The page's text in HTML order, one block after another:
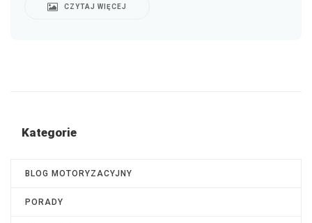
CZYTAJ WIĘCEJ
Kategorie
BLOG MOTORYZACYJNY
PORADY